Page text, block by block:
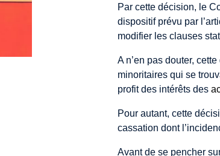
Par cette décision, le
dispositif prévu par
modifier les clauses
A n’en pas douter,
minoritaires qui se
profit des intérêts des
Pour autant, cette
cassation dont
Avant de se pencher